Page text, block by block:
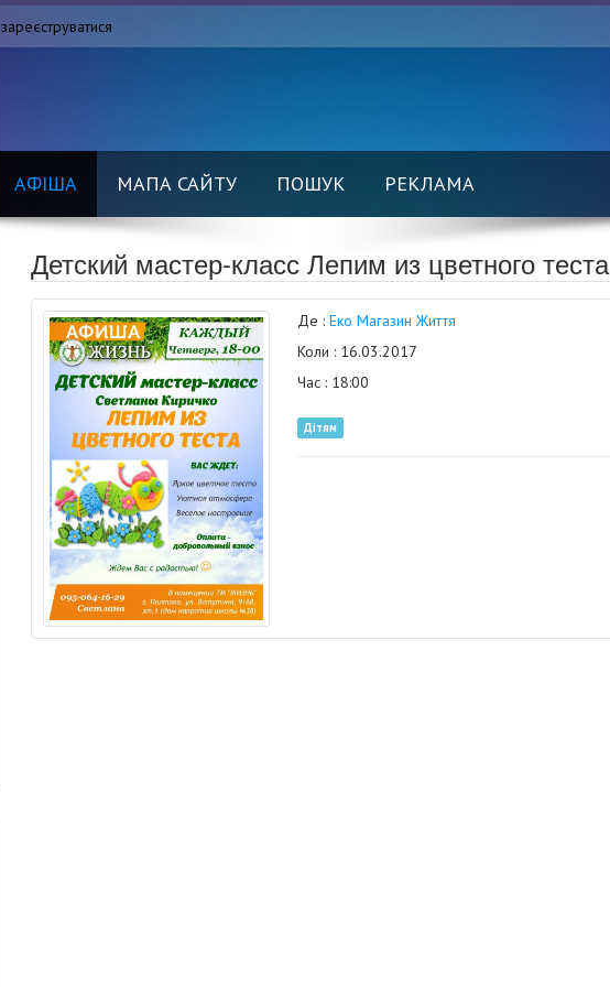
зареєструватися
АФІША МАПА САЙТУ ПОШУК РЕКЛАМА
Детский мастер-класс Лепим из цветного теста
Де : Еко Магазин Життя
Коли : 16.03.2017
Час : 18:00
Дітям